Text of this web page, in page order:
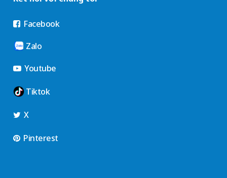
Facebook
Zalo
Youtube
Tiktok
X
Pinterest